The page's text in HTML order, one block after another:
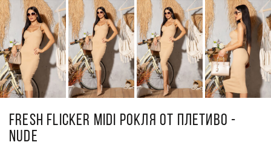
FRESH FLICKER MIDI РОКЛЯ ОТ ПЛЕТИВО -
NUDE